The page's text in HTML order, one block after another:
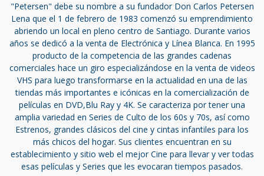
"Petersen" debe su nombre a su fundador Don Carlos Petersen
Lena que el 1 de febrero de 1983 comenzó su emprendimiento
abriendo un local en pleno centro de Santiago. Durante varios
años se dedicó a la venta de Electrónica y Línea Blanca. En 1995
producto de la competencia de las grandes cadenas
comerciales hace un giro especializándose en la venta de videos
VHS para luego transformarse en la actualidad en una de las
tiendas más importantes e icónicas en la comercialización de
películas en DVD,Blu Ray y 4K. Se caracteriza por tener una
amplia variedad en Series de Culto de los 60s y 70s, así como
Estrenos, grandes clásicos del cine y cintas infantiles para los
más chicos del hogar. Sus clientes encuentran en su
establecimiento y sitio web el mejor Cine para llevar y ver todas
esas películas y Series que les evocaran tiempos pasados.